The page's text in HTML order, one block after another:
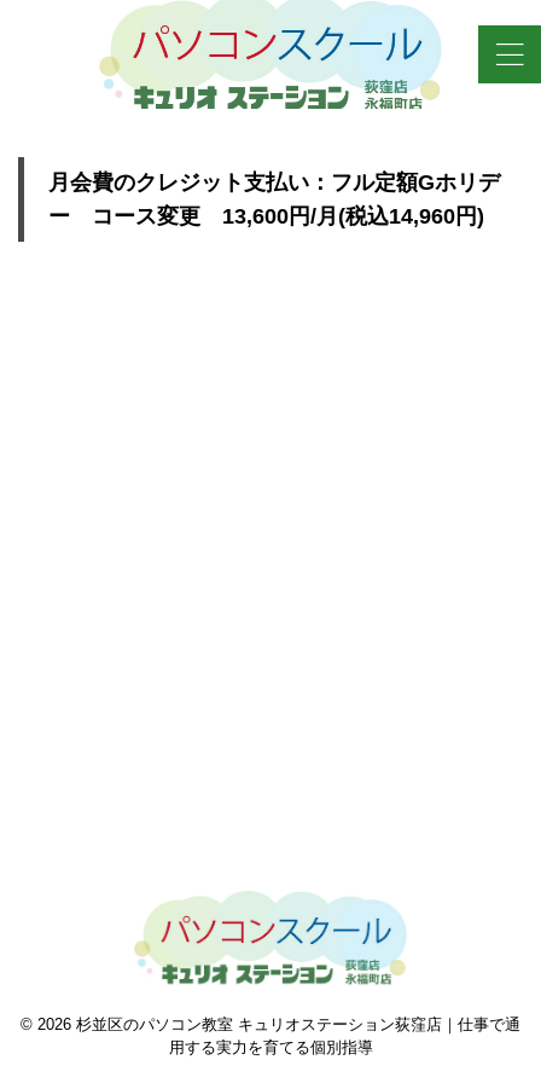
月会費のクレジット支払い：フル定額Gホリデ
ー コース変更 13,600円/月(税込14,960円)
© 2026 杉並区のパソコン教室 キュリオステーション荻窪店｜仕事で通
用する実力を育てる個別指導